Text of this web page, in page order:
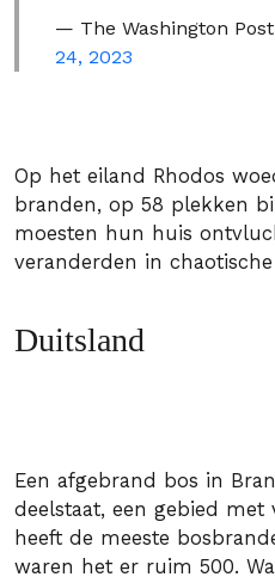
— The Washington
24, 2023
Op het eiland Rhodos
branden, op 58 plekken
moesten hun huis
veranderden in
Duitsland
Een afgebrand bos in
deelstaat, een gebied
heeft de meeste
waren het er ruim 500.